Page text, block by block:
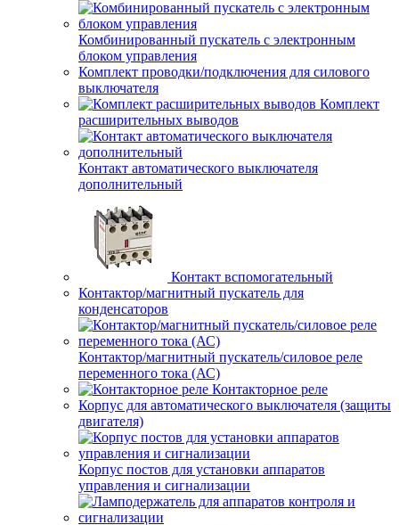
Комбинированный пускатель с электронным
блоком управления
Комплект проводки/подключения для силового
выключателя
Комплект
расширительных выводов
Контакт автоматического выключателя
дополнительный
Контакт вспомогательный
Контактор/магнитный пускатель для
конденсаторов
Контактор/магнитный пускатель/силовое реле
переменного тока (АС)
Контакторное реле
Корпус для автоматического выключателя (защиты
двигателя)
Корпус постов для установки аппаратов
управления и сигнализации